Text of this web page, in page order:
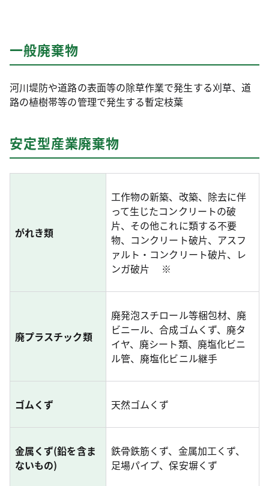
一般廃棄物
河川堤防や道路の表面等の除草作業で発生する刈草、道
路の植樹帯等の管理で発生する暫定枝葉
安定型産業廃棄物
がれき類
工作物の新築、改築、除去に伴
って生じたコンクリートの破
片、その他これに類する不要
物、コンクリート破片、アスフ
ァルト・コンクリート破片、レ
ンガ破片
※
廃プラスチック類
廃発泡スチロール等梱包材、廃
ビニール、合成ゴムくず、廃タ
イヤ、廃シート類、廃塩化ビニ
ル管、廃塩化ビニル継手
ゴムくず 天然ゴムくず
金属くず(鉛を含ま
ないもの)
鉄骨鉄筋くず、金属加工くず、
足場パイプ、保安塀くず